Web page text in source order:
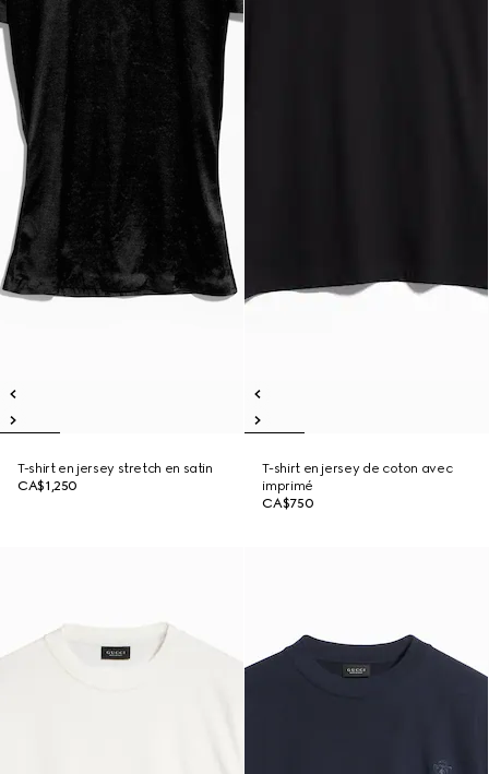
T-shirt en jersey stretch en satin
CA$1,250
T-shirt en jersey de coton avec
imprimé
CA$750